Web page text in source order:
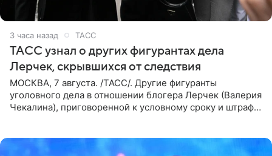
3 часа назад ТАСС
ТАСС узнал о других фигурантах дела
Лерчек, скрывшихся от следствия
МОСКВА, 7 августа. /ТАСС/. Другие фигуранты
уголовного дела в отношении блогера Лерчек (Валерия
Чекалина), приговоренной к условному сроку и штрафу,